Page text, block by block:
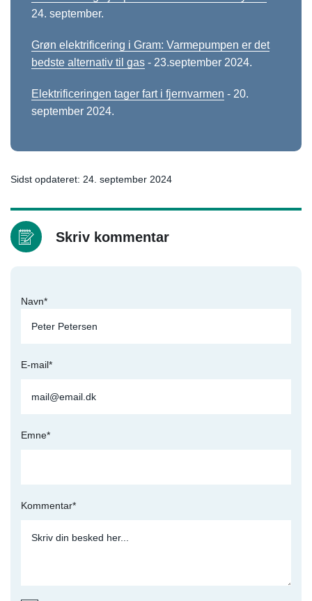
24. september.
Grøn elektrificering i Gram: Varmepumpen er det
bedste alternativ til gas - 23.september 2024.
Elektrificeringen tager fart i fjernvarmen - 20.
september 2024.
Sidst opdateret: 24. september 2024
Skriv kommentar
Navn*
E-mail*
Emne*
Kommentar*